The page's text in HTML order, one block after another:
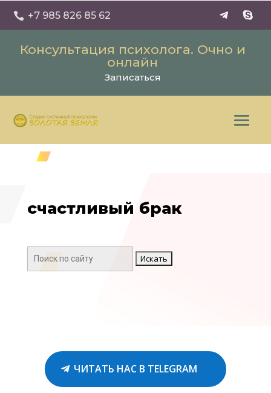
 +7 985 826 85 62
Консультация психолога. Очно и
онлайн
Записаться
счастливый брак
Поиск:
ЧИТАТЬ НАС В TELEGRAM